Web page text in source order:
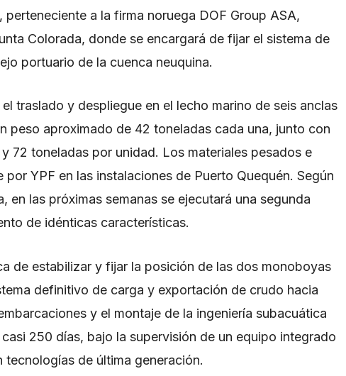
a la firma noruega DOF Group ASA,
Colorada, donde se encargará de fijar el sistema de
portuario de la cuenca neuquina.
traslado y despliegue en el lecho marino de seis anclas
peso aproximado de 42 toneladas cada una, junto con
72 toneladas por unidad. Los materiales pesados e
YPF en las instalaciones de Puerto Quequén. Según
las próximas semanas se ejecutará una segunda
de idénticas características.
de estabilizar y fijar la posición de las dos monoboyas
definitivo de carga y exportación de crudo hacia
y el montaje de la ingeniería subacuática
250 días, bajo la supervisión de un equipo integrado
de última generación.